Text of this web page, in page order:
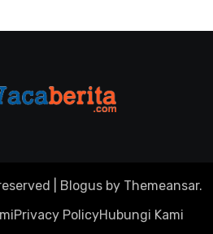
Blogusby Themeansar.
Privacy PolicyHubungi Kami